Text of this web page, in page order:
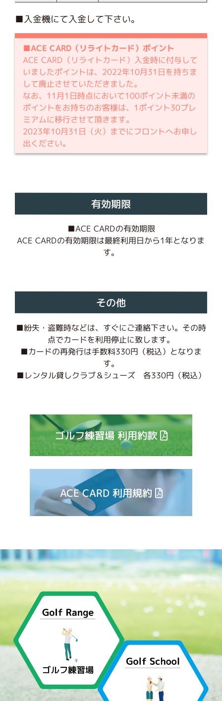
■入金機にて入金して下さい。
■ACE CARD（リライトカード）ポイント
ACE CARD（リライトカード）入金時に付与して
いましたポイントは、2022年10月31日を持ちま
して廃止させていただきました。
なお、11月1日時点において100ポイント未満の
ポイントをお持ちのお客様は、1ポイント30プレ
ミアムに移行させて頂きます。
2023年10月31日（火）までにフロントへお申し
出ください。
有効期限
■ACE CARDの有効期限
ACE CARDの有効期限は最終利用日から1年となりま
す。
その他
■紛失・盗難時などは、すぐにご連絡下さい。その時
点でカードを利用停止に致します。
■カードの再発行は手数料330円（税込）となりま
す。
■レンタル貸しクラブ＆シューズ 各330円（税込）
ゴルフ練習場 利用約款
ACE CARD 利用規約